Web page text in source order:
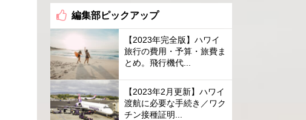
編集部ピックアップ
【2023年完全版】ハワイ
旅行の費用・予算・旅費ま
とめ。飛行機代...
【2023年2月更新】ハワイ
渡航に必要な手続き／ワク
チン接種証明...